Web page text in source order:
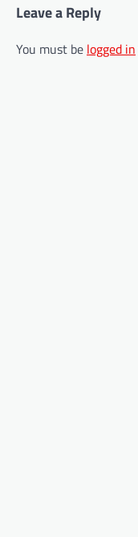
Leave a Reply
You must be logged in